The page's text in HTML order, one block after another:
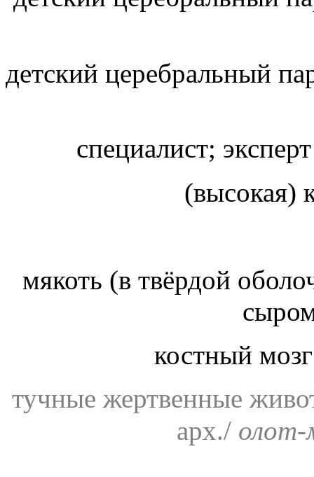
детский церебральный
(высокая)
мякоть (в твёрдой
костный
тучные жертвенные
арх./